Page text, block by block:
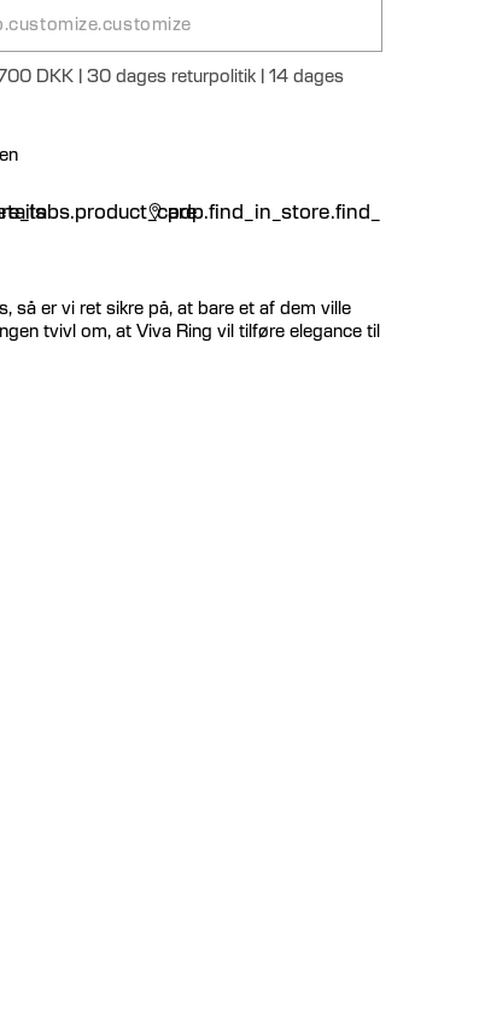
DKK | 30 dages returpolitik | 14 dages
pdp.find_in_store.find_in_store
så er vi ret sikre på, at bare et af dem ville
tvivl om, at Viva Ring vil tilføre elegance til